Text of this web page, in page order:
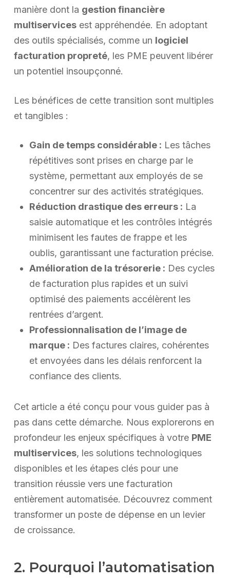
manière dont la gestion financière
multiservicesest appréhendée. En adoptant
des outils spécialisés, comme un logiciel
facturation propreté, les PME peuvent libérer
un potentiel insoupçonné.
Les bénéfices de cette transition sont multiples
et tangibles :
Gain de temps considérable : Les tâches
répétitives sont prises en charge par le
système, permettant aux employés de se
concentrer sur des activités stratégiques.
Réduction drastique des erreurs : La
saisie automatique et les contrôles intégrés
minimisent les fautes de frappe et les
oublis, garantissant une facturation précise.
Amélioration de la trésorerie : Des cycles
de facturation plus rapides et un suivi
optimisé des paiements accélèrent les
rentrées d’argent.
Professionnalisation de l’image de
marque : Des factures claires, cohérentes
et envoyées dans les délais renforcent la
confiance des clients.
Cet article a été conçu pour vous guider pas à
pas dans cette démarche. Nous explorerons en
profondeur les enjeux spécifiques à votre PME
multiservices, les solutions technologiques
disponibles et les étapes clés pour une
transition réussie vers une facturation
entièrement automatisée. Découvrez comment
transformer un poste de dépense en un levier
de croissance.
2. Pourquoi l’automatisation